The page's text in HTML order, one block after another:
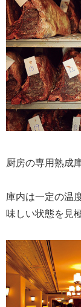
厨房の専用熟成
庫内は一定の温
味しい状態を見